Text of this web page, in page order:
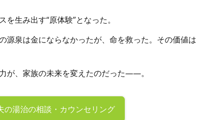
生み出す“原体験”となった。
源泉は金にならなかったが、命を救った。その価値は
が、家族の未来を変えたのだった――。
の湯治の相談・カウンセリング